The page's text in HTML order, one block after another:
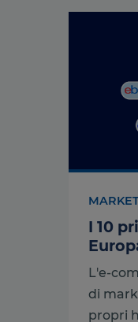
I 10
L'e-
di
propri